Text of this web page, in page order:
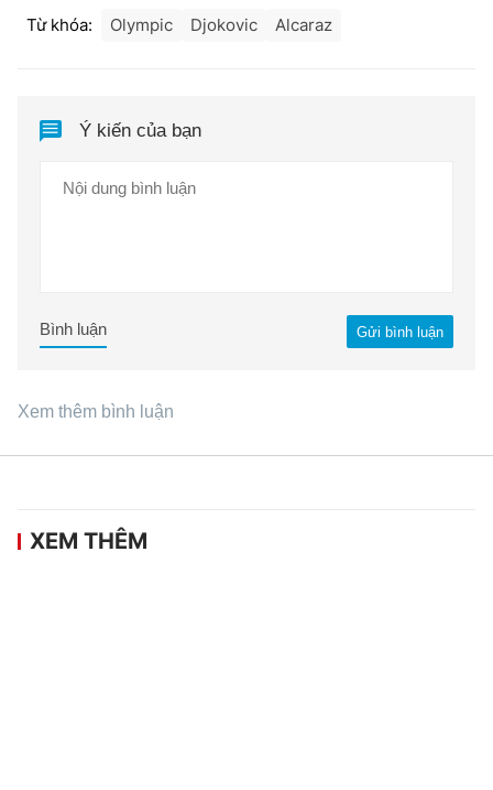
Từ khóa: Olympic Djokovic Alcaraz
Ý kiến của bạn
Gửi bình luận
Bình luận
Xem thêm bình luận
XEM THÊM